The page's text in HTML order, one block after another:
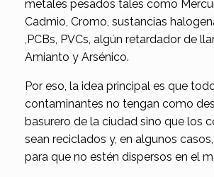
metales pesados tales como
Cadmio, Cromo, sustancias
,PCBs, PVCs, algún retardador de
Amianto y Arsénico.
Por eso, la idea principal es que
contaminantes no tengan como
basurero de la ciudad sino que los
sean reciclados y, en algunos
para que no estén dispersos en el